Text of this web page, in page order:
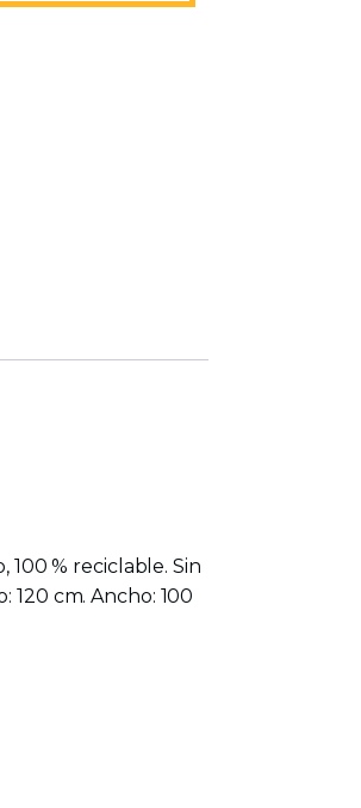
100 % reciclable. Sin
120 cm. Ancho: 100